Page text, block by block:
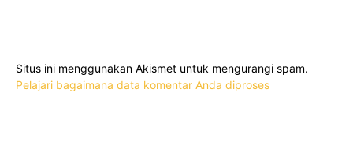
Situs ini menggunakan Akismet untuk mengurangi spam.
Pelajari bagaimana data komentar Anda diproses